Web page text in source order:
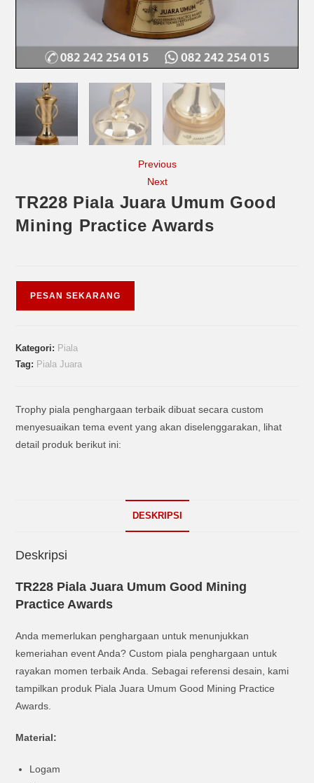
Previous
Next
TR228 Piala Juara Umum Good
Mining Practice Awards
PESAN SEKARANG
Kategori: Piala
Tag: Piala Juara
Trophy piala penghargaan terbaik dibuat secara custom
menyesuaikan tema event yang akan diselenggarakan, lihat
detail produk berikut ini:
DESKRIPSI
Deskripsi
TR228 Piala Juara Umum Good Mining
Practice Awards
Anda memerlukan penghargaan untuk menunjukkan
kemeriahan event Anda? Custom piala penghargaan untuk
rayakan momen terbaik Anda. Sebagai referensi desain, kami
tampilkan produk Piala Juara Umum Good Mining Practice
Awards.
Material:
Logam